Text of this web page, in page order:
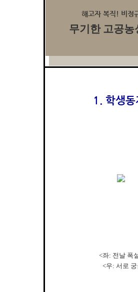
해고자 복직! 비정
무기한 고공농
1. 학생동
<좌: 전날 폭
<우: 서로